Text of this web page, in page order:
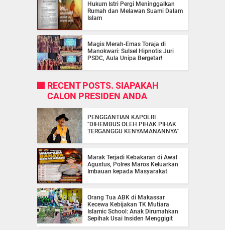
Hukum Istri Pergi Meninggalkan
Rumah dan Melawan Suami Dalam
Islam
Magis Merah-Emas Toraja di
Manokwari: Sulsel Hipnotis Juri
PSDC, Aula Unipa Bergetar!
RECENT POSTS. SIAPAKAH
CALON PRESIDEN ANDA
PENGGANTIAN KAPOLRI
"DIHEMBUS OLEH PIHAK PIHAK
TERGANGGU KENYAMANANNYA"
Marak Terjadi Kebakaran di Awal
Agustus, Polres Maros Keluarkan
Imbauan kepada Masyarakat
Orang Tua ABK di Makassar
Kecewa Kebijakan TK Mutiara
Islamic School: Anak Dirumahkan
Sepihak Usai Insiden Menggigit